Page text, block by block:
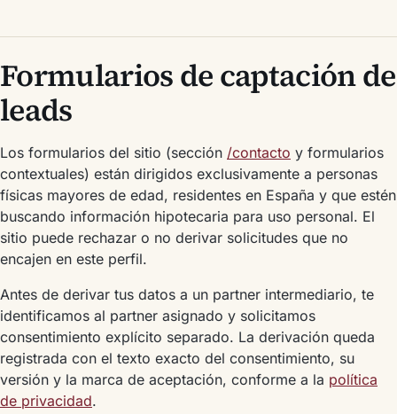
Formularios de captación de
leads
Los formularios del sitio (sección /contacto y formularios
contextuales) están dirigidos exclusivamente a personas
físicas mayores de edad, residentes en España y que estén
buscando información hipotecaria para uso personal. El
sitio puede rechazar o no derivar solicitudes que no
encajen en este perfil.
Antes de derivar tus datos a un partner intermediario, te
identificamos al partner asignado y solicitamos
consentimiento explícito separado. La derivación queda
registrada con el texto exacto del consentimiento, su
versión y la marca de aceptación, conforme a la política
de privacidad.